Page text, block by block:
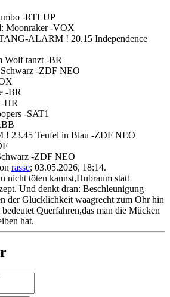
-RTLUP
Moonraker -VOX
ALARM ! 20.15 Independence
Wolf tanzt -BR
-ZDF NEO
-BR
HR
-SAT1
23.45 Teufel in Blau -ZDF NEO
-ZDF NEO
rasse; 03.05.2026, 18:14.
nicht töten kannst,Hubraum statt
Und denkt dran: Beschleunigung
der Glücklichkeit waagrecht zum Ohr hin
Querfahren,das man die Mücken
hat.